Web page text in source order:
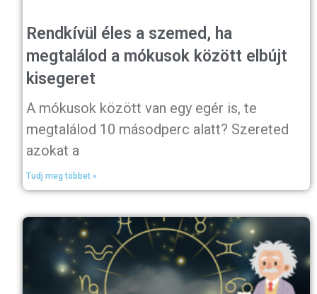
Rendkívül éles a szemed, ha
megtalálod a mókusok között elbújt
kisegeret
A mókusok között van egy egér is, te
megtalálod 10 másodperc alatt? Szereted
azokat a
Tudj meg többet »